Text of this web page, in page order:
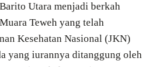
Utara menjadi berkah
Teweh yang telah
Kesehatan Nasional (JKN)
yang iurannya ditanggung oleh